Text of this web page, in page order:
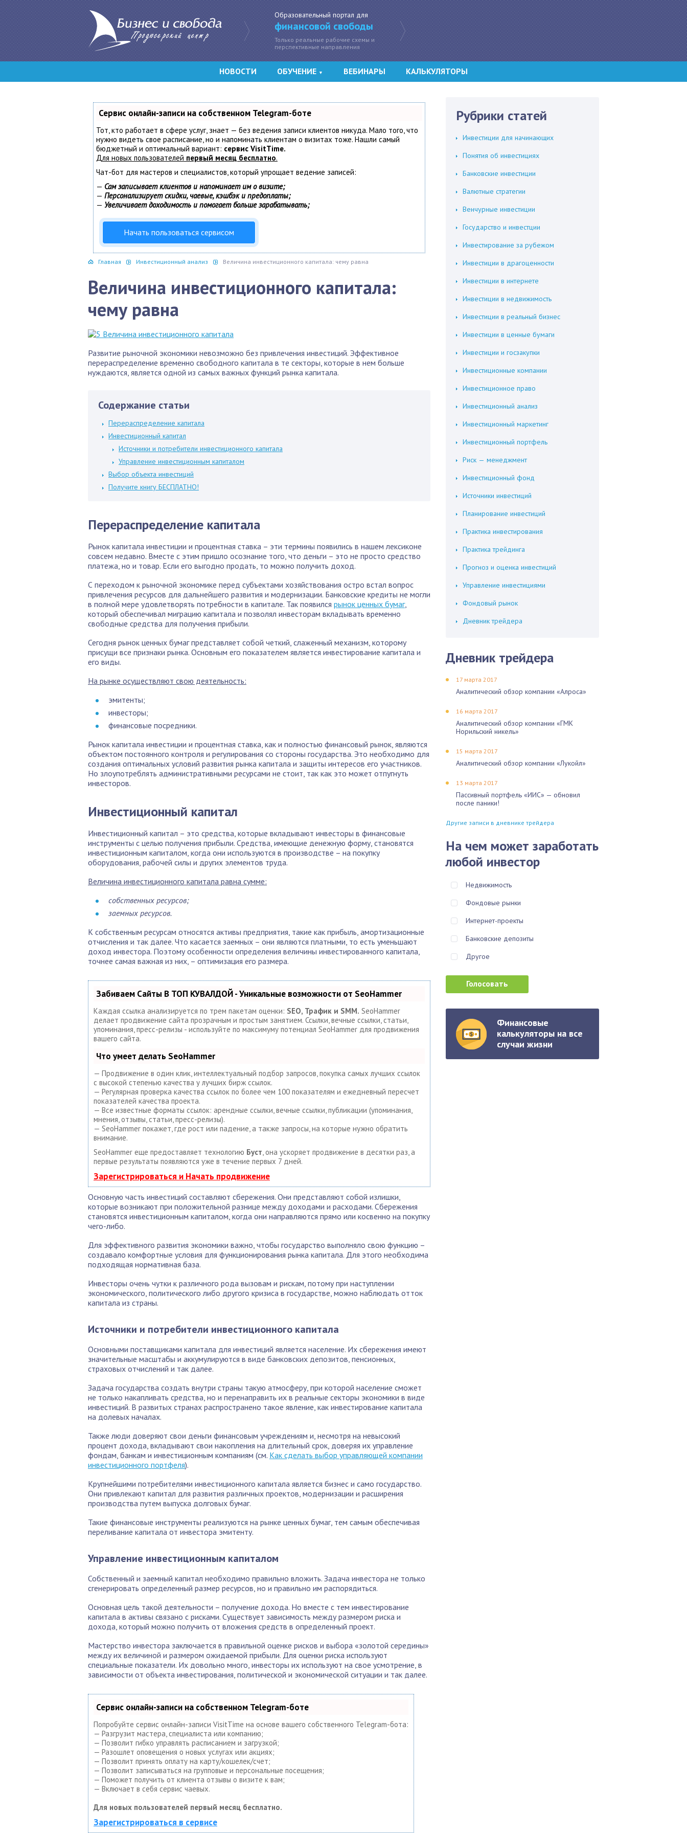
Образовательный портал для
финансовой свободы
Только реальные рабочие схемы и
перспективные направления
НОВОСТИ ОБУЧЕНИЕ ▼ ВЕБИНАРЫ КАЛЬКУЛЯТОРЫ
Сервис онлайн-записи на собственном Telegram-боте
Тот, кто работает в сфере услуг, знает — без ведения записи клиентов никуда. Мало того, что
нужно видеть свое расписание, но и напоминать клиентам о визитах тоже. Нашли самый
бюджетный и оптимальный вариант: сервис VisitTime.
Для новых пользователей первый месяц бесплатно.
Чат-бот для мастеров и специалистов, который упрощает ведение записей:
— Сам записывает клиентов и напоминает им о визите;
— Персонализирует скидки, чаевые, кэшбэк и предоплаты;
— Увеличивает доходимость и помогает больше зарабатывать;
Начать пользоваться сервисом
Главная Инвестиционный анализ Величина инвестиционного капитала: чему равна
Величина инвестиционного капитала:
чему равна
Развитие рыночной экономики невозможно без привлечения инвестиций. Эффективное
перераспределение временно свободного капитала в те секторы, которые в нем больше
нуждаются, является одной из самых важных функций рынка капитала.
Содержание статьи
Перераспределение капитала
Инвестиционный капитал
Источники и потребители инвестиционного капитала
Управление инвестиционным капиталом
Выбор объекта инвестиций
Получите книгу БЕСПЛАТНО!
Перераспределение капитала
Рынок капитала инвестиции и процентная ставка – эти термины появились в нашем лексиконе
совсем недавно. Вместе с этим пришло осознание того, что деньги – это не просто средство
платежа, но и товар. Если его выгодно продать, то можно получить доход.
С переходом к рыночной экономике перед субъектами хозяйствования остро встал вопрос
привлечения ресурсов для дальнейшего развития и модернизации. Банковские кредиты не могли
в полной мере удовлетворять потребности в капитале. Так появился рынок ценных бумаг,
который обеспечивал миграцию капитала и позволял инвесторам вкладывать временно
свободные средства для получения прибыли.
Сегодня рынок ценных бумаг представляет собой четкий, слаженный механизм, которому
присущи все признаки рынка. Основным его показателем является инвестирование капитала и
его виды.
На рынке осуществляют свою деятельность:
эмитенты;
инвесторы;
финансовые посредники.
Рынок капитала инвестиции и процентная ставка, как и полностью финансовый рынок, являются
объектом постоянного контроля и регулирования со стороны государства. Это необходимо для
создания оптимальных условий развития рынка капитала и защиты интересов его участников.
Но злоупотреблять административными ресурсами не стоит, так как это может отпугнуть
инвесторов.
Инвестиционный капитал
Инвестиционный капитал – это средства, которые вкладывают инвесторы в финансовые
инструменты с целью получения прибыли. Средства, имеющие денежную форму, становятся
инвестиционным капиталом, когда они используются в производстве – на покупку
оборудования, рабочей силы и других элементов труда.
Величина инвестиционного капитала равна сумме:
собственных ресурсов;
заемных ресурсов.
К собственным ресурсам относятся активы предприятия, такие как прибыль, амортизационные
отчисления и так далее. Что касается заемных – они являются платными, то есть уменьшают
доход инвестора. Поэтому особенности определения величины инвестированного капитала,
точнее самая важная из них, – оптимизация его размера.
Забиваем Сайты В ТОП КУВАЛДОЙ - Уникальные возможности от SeoHammer
Каждая ссылка анализируется по трем пакетам оценки: SEO, Трафик и SMM. SeoHammer
делает продвижение сайта прозрачным и простым занятием. Ссылки, вечные ссылки, статьи,
упоминания, пресс-релизы - используйте по максимуму потенциал SeoHammer для продвижения
вашего сайта.
Что умеет делать SeoHammer
— Продвижение в один клик, интеллектуальный подбор запросов, покупка самых лучших ссылок
с высокой степенью качества у лучших бирж ссылок.
— Регулярная проверка качества ссылок по более чем 100 показателям и ежедневный пересчет
показателей качества проекта.
— Все известные форматы ссылок: арендные ссылки, вечные ссылки, публикации (упоминания,
мнения, отзывы, статьи, пресс-релизы).
— SeoHammer покажет, где рост или падение, а также запросы, на которые нужно обратить
внимание.
SeoHammer еще предоставляет технологию Буст, она ускоряет продвижение в десятки раз, а
первые результаты появляются уже в течение первых 7 дней.
Зарегистрироваться и Начать продвижение
Основную часть инвестиций составляют сбережения. Они представляют собой излишки,
которые возникают при положительной разнице между доходами и расходами. Сбережения
становятся инвестиционным капиталом, когда они направляются прямо или косвенно на покупку
чего-либо.
Для эффективного развития экономики важно, чтобы государство выполняло свою функцию –
создавало комфортные условия для функционирования рынка капитала. Для этого необходима
подходящая нормативная база.
Инвесторы очень чутки к различного рода вызовам и рискам, потому при наступлении
экономического, политического либо другого кризиса в государстве, можно наблюдать отток
капитала из страны.
Источники и потребители инвестиционного капитала
Основными поставщиками капитала для инвестиций является население. Их сбережения имеют
значительные масштабы и аккумулируются в виде банковских депозитов, пенсионных,
страховых отчислений и так далее.
Задача государства создать внутри страны такую атмосферу, при которой население сможет
не только накапливать средства, но и перенаправить их в реальные секторы экономики в виде
инвестиций. В развитых странах распространено такое явление, как инвестирование капитала
на долевых началах.
Также люди доверяют свои деньги финансовым учреждениям и, несмотря на невысокий
процент дохода, вкладывают свои накопления на длительный срок, доверяя их управление
фондам, банкам и инвестиционным компаниям (см. Как сделать выбор управляющей компании
инвестиционного портфеля).
Крупнейшими потребителями инвестиционного капитала является бизнес и само государство.
Они привлекают капитал для развития различных проектов, модернизации и расширения
производства путем выпуска долговых бумаг.
Такие финансовые инструменты реализуются на рынке ценных бумаг, тем самым обеспечивая
переливание капитала от инвестора эмитенту.
Управление инвестиционным капиталом
Собственный и заемный капитал необходимо правильно вложить. Задача инвестора не только
сгенерировать определенный размер ресурсов, но и правильно им распорядиться.
Основная цель такой деятельности – получение дохода. Но вместе с тем инвестирование
капитала в активы связано с рисками. Существует зависимость между размером риска и
дохода, который можно получить от вложения средств в определенный проект.
Мастерство инвестора заключается в правильной оценке рисков и выбора «золотой середины»
между их величиной и размером ожидаемой прибыли. Для оценки риска используют
специальные показатели. Их довольно много, инвесторы их используют на свое усмотрение, в
зависимости от объекта инвестирования, политической и экономической ситуации и так далее.
Сервис онлайн-записи на собственном Telegram-боте
Попробуйте сервис онлайн-записи VisitTime на основе вашего собственного Telegram-бота:
— Разгрузит мастера, специалиста или компанию;
— Позволит гибко управлять расписанием и загрузкой;
— Разошлет оповещения о новых услугах или акциях;
— Позволит принять оплату на карту/кошелек/счет;
— Позволит записываться на групповые и персональные посещения;
— Поможет получить от клиента отзывы о визите к вам;
— Включает в себя сервис чаевых.
Для новых пользователей первый месяц бесплатно.
Зарегистрироваться в сервисе
Рубрики статей
Инвестиции для начинающих
Понятия об инвестициях
Банковские инвестиции
Валютные стратегии
Венчурные инвестиции
Государство и инвестции
Инвестирование за рубежом
Инвестиции в драгоценности
Инвестиции в интернете
Инвестиции в недвижимость
Инвестиции в реальный бизнес
Инвестиции в ценные бумаги
Инвестиции и госзакупки
Инвестиционные компании
Инвестиционное право
Инвестиционный анализ
Инвестиционный маркетинг
Инвестиционный портфель
Риск — менеджмент
Инвестиционный фонд
Источники инвестиций
Планирование инвестиций
Практика инвестирования
Практика трейдинга
Прогноз и оценка инвестиций
Управление инвестициями
Фондовый рынок
Дневник трейдера
Дневник трейдера
17 марта 2017
Аналитический обзор компании «Алроса»
16 марта 2017
Аналитический обзор компании «ГМК
Норильский никель»
15 марта 2017
Аналитический обзор компании «Лукойл»
13 марта 2017
Пассивный портфель «ИИС» — обновил
после паники!
Другие записи в дневнике трейдера
На чем может заработать
любой инвестор
Недвижимость
Фондовые рынки
Интернет-проекты
Банковские депозиты
Другое
Финансовые
калькуляторы на все
случаи жизни